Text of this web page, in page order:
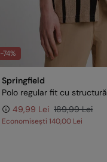
-74%
Springfield
Polo regular fit cu structură
49,99 Lei 189,99 Lei
Economisești 140,00 Lei